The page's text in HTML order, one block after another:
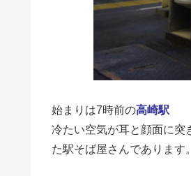
始まりは7時前の高崎駅
冷たい空気が耳と顔面に突
た駅そば屋さんであります。